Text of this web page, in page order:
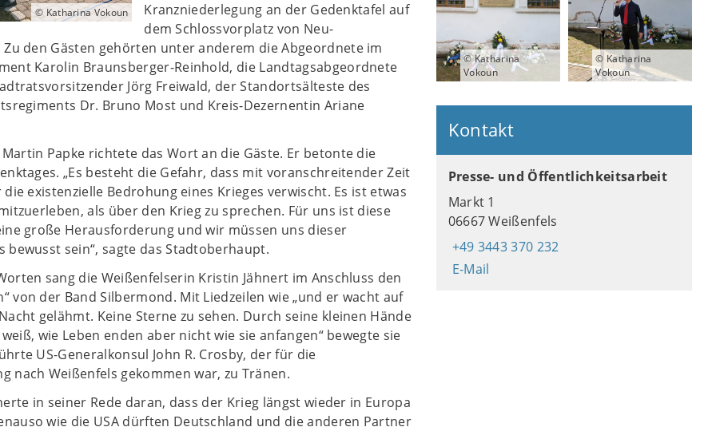
© Katharina Vokoun
Kranzniederlegung an der Gedenktafel auf
dem Schlossvorplatz von Neu-
den Gästen gehörten unter anderem die Abgeordnete im
Karolin Braunsberger-Reinhold, die Landtagsabgeordnete
Jörg Freiwald, der Standortsälteste des
Dr. Bruno Most und Kreis-Dezernentin Ariane
Papke richtete das Wort an die Gäste. Er betonte die
„Es besteht die Gefahr, dass mit voranschreitender Zeit
existenzielle Bedrohung eines Krieges verwischt. Es ist etwas
als über den Krieg zu sprechen. Für uns ist diese
große Herausforderung und wir müssen uns dieser
sein“, sagte das Stadtoberhaupt.
sang die Weißenfelserin Kristin Jähnert im Anschluss den
von der Band Silbermond. Mit Liedzeilen wie „und er wacht auf
gelähmt. Keine Sterne zu sehen. Durch seine kleinen Hände
wie Leben enden aber nicht wie sie anfangen“ bewegte sie
US-Generalkonsul John R. Crosby, der für die
nach Weißenfels gekommen war, zu Tränen.
in seiner Rede daran, dass der Krieg längst wieder in Europa
wie die USA dürften Deutschland und die anderen Partner
© Katharina
Vokoun
© Katharina
Vokoun
Kontakt
Presse- und Öffentlichkeitsarbeit
Markt 1
06667 Weißenfels
+49 3443 370 232
E-Mail